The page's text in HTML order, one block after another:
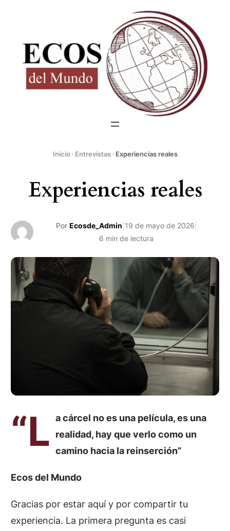
Inicio › Entrevistas › Experiencias reales
Experiencias reales
Por Ecosde_Admin 19 de mayo de 2026
6 min de lectura
“L a cárcel no es una película, es una
realidad, hay que verlo como un
camino hacia la reinserción”
Ecos del Mundo
Gracias por estar aquí y por compartir tu
experiencia. La primera pregunta es casi